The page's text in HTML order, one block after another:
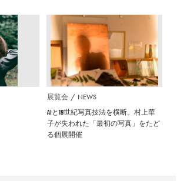
展覧会 NEWS
AIと19世紀写真技法を横断。村上華
子が失われた「最初の写真」をたど
る個展開催